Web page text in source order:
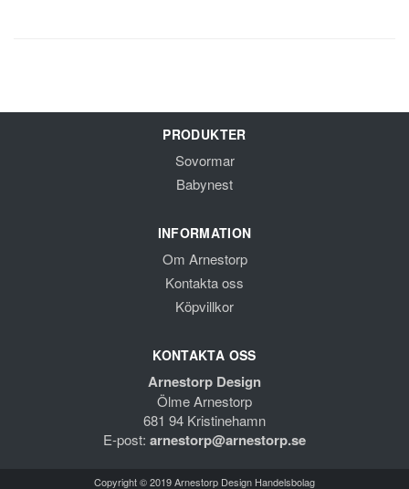
PRODUKTER
Sovormar
Babynest
INFORMATION
Om Arnestorp
Kontakta oss
Köpvillkor
KONTAKTA OSS
Arnestorp Design
Ölme Arnestorp
681 94 Kristinehamn
E-post: arnestorp@arnestorp.se
Copyright © 2019 Arnestorp Design Handelsbolag